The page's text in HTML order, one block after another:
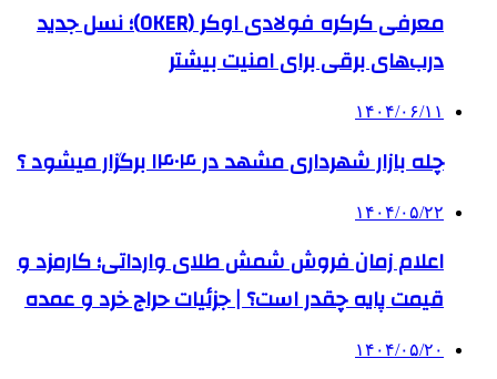
معرفی کرکره فولادی اوکر (OKER)؛ نسل جدید
درب‌های برقی برای امنیت بیشتر
۱۴۰۴/۰۶/۱۱
چله بازار شهرداری مشهد در ۱۴۰۴ برگزار میشود ؟
۱۴۰۴/۰۵/۲۲
اعلام زمان فروش شمش طلای وارداتی؛ کارمزد و
قیمت پایه چقدر است؟ | جزئیات حراج خرد و عمده
۱۴۰۴/۰۵/۲۰